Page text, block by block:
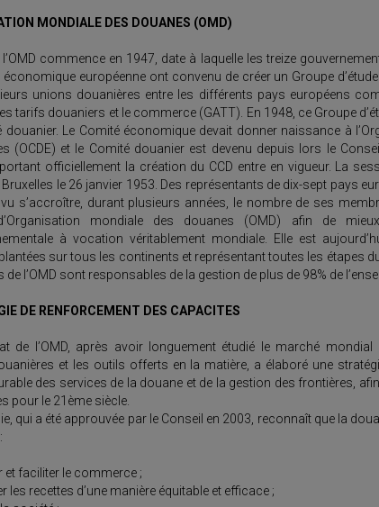
MONDIALE DES DOUANES (OMD)
l’OMD commence en 1947, date à laquelle les treize
européenne ont convenu de créer un Groupe
unions douanières entre les différents pays européens
tarifs douaniers et le commerce (GATT). En 1948, ce Groupe
douanier. Le Comité économique devait donner naissance à
(OCDE) et le Comité douanier est devenu depuis lors le
officiellement la création du CCD entre en vigueur. La
Bruxelles le 26 janvier 1953. Des représentants de dix-sept pays
s’accroître, durant plusieurs années, le nombre de ses
mondiale des douanes (OMD) afin de
à vocation véritablement mondiale. Elle est
sur tous les continents et représentant toutes les étapes
de l’OMD sont responsables de la gestion de plus de 98% de
DE RENFORCEMENT DES CAPACITES
de l’OMD, après avoir longuement étudié le marché
et les outils offerts en la matière, a élaboré une
des services de la douane et de la gestion des frontières,
pour le 21ème siècle.
qui a été approuvée par le Conseil en 2003, reconnaît que la
et faciliter le commerce ;
les recettes d’une manière équitable et efficace ;